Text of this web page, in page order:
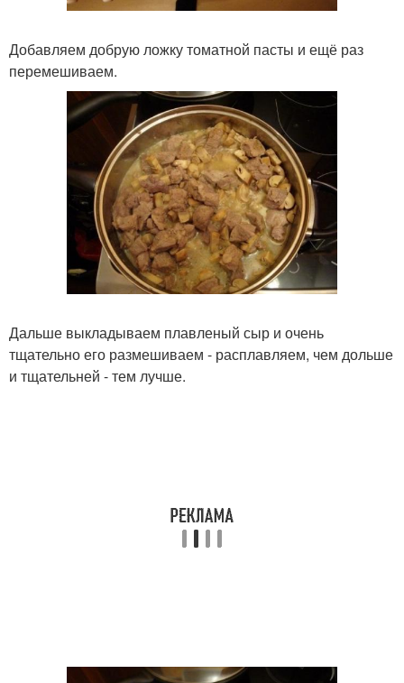
Добавляем добрую ложку томатной пасты и ещё раз
перемешиваем.
Дальше выкладываем плавленый сыр и очень
тщательно его размешиваем - расплавляем, чем дольше
и тщательней - тем лучше.